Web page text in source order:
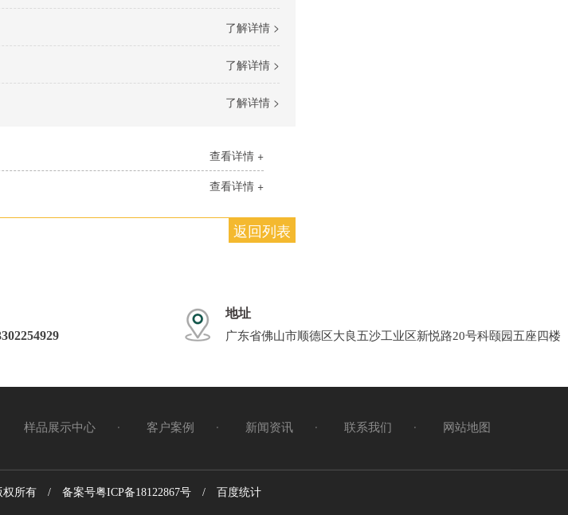
了解详情 >
了解详情 >
了解详情 >
查看详情 +
查看详情 +
返回列表
地址
广东省佛山市顺德区大良五沙工业区新悦路20号科颐园五座四楼
样品展示中心 客户案例 新闻资讯 联系我们 网站地图
权所有 / 备案号粤ICP备18122867号 / 百度统计